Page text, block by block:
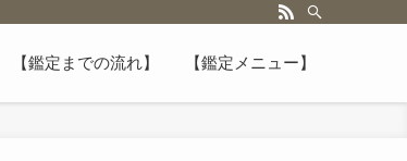
【鑑定までの流れ】 【鑑定メニュー】